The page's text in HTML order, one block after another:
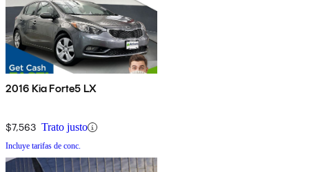
2016 Kia Forte5 LX
$7,563 Trato justo
Incluye tarifas de conc.